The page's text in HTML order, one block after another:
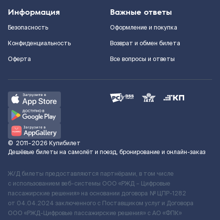
Информация
Безопасность
Конфиденциальность
Оферта
Важные ответы
Оформление и покупка
Возврат и обмен билета
Все вопросы и ответы
© 2011–2026 Купибилет
Дешёвые билеты на самолёт и поезд, бронирование и онлайн-заказ
Ж/Д билеты предоставляются партнёрами, в том числе
с использованием веб-системы ООО «РЖД – Цифровые
пассажирские решения» на основании договора № ЦПР-1282
от 04.04.2024 заключенного с Поставщиком услуг и Договора
ООО «РЖД-Цифровые пассажирские решения» c АО «ФПК»